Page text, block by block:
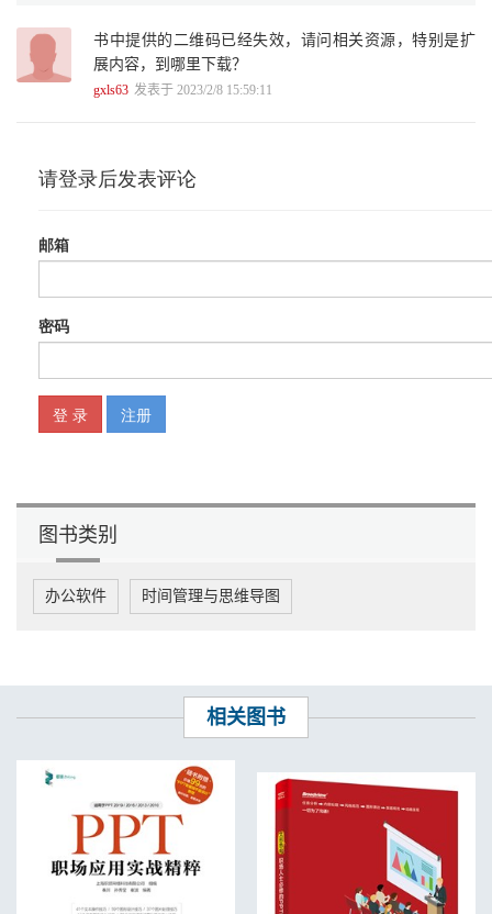
第二关 完美展示——放映不是点鼠标那么简单 / 35
任务1 亲近的机会——配合领导演讲 / 35
1.1 完美配合领导的秘诀——演讲者视图 / 36
任务2 临危不乱——处理放映机密PPT时他人突然闯入的情况 / 38
2.3 策略3：屏幕拓展模式下退出放映 / 39
2.4 拓展内容：两键跳转到任意页 / 39
3.1 设置自定义放映 / 40
3.3 将自定义放映设置为默认放映 / 44
任务4 解决PPT放映的疑难杂症 / 45
4.1 PPT放映到最后一页不黑屏、不结束 / 46
4.5 PPT放映到某页自动结束放映 / 48
4.6 PPT放映时未单击鼠标就自动跳转 / 48
4.9 让PPT切换到下一页时背景音乐不暂停 / 52
4.10 在PPT放映中嵌入可单击播放的视频 / 52
第三关 完美保存——不怕换电脑放映的保存技法 / 55
任务1 应对PPT超链接失效问题 / 55
1.1 失效原因解析——基于引用的超链接 / 56
1.3 超链接错误设置后的补救办法 / 58
1.4 拓展内容：超链接还能做哪些事儿 / 60
1.5 拓展内容：删除超链接 / 60
任务2 有备无患——PPT万全保存大法 / 61
2.1 防止文字变形错位的4种方法 / 61
2.2 防止图表失踪的方法 / 65
2.3 PPT嵌入视频最可靠的操作指南 / 67
书中提供的二维码已经失效，请问相关资源，特别是扩
展内容，到哪里下载？
gxls63 发表于 2023/2/8 15:59:11
图书类别
办公软件 时间管理与思维导图
相关图书